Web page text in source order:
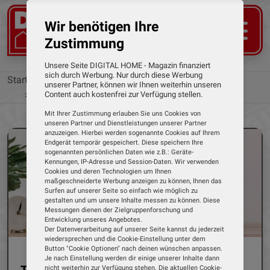
Startseite Tests
Überwachungskameras
Beafon
Tracer 2T von Beafon
Wir benötigen Ihre
Zustimmung
Unsere Seite DIGITAL HOME - Magazin finanziert
sich durch Werbung. Nur durch diese Werbung
unserer Partner, können wir Ihnen weiterhin unseren
Content auch kostenfrei zur Verfügung stellen.
Mit Ihrer Zustimmung erlauben Sie uns Cookies von
unseren Partner und Dienstleistungen unserer Partner
anzuzeigen. Hierbei werden sogenannte Cookies auf Ihrem
Endgerät temporär gespeichert. Diese speichern Ihre
sogenannten persönlichen Daten wie z.B.: Geräte-
Kennungen, IP-Adresse und Session-Daten. Wir verwenden
Cookies und deren Technologien um Ihnen
maßgeschneiderte Werbung anzeigen zu können, Ihnen das
Surfen auf unserer Seite so einfach wie möglich zu
gestalten und um unsere Inhalte messen zu können. Diese
Messungen dienen der Zielgruppenforschung und
Entwicklung unseres Angebotes.
Der Datenverarbeitung auf unserer Seite kannst du jederzeit
wiedersprechen und die Cookie-Einstellung unter dem
Button "Cookie Optionen" nach deinen wünschen anpassen.
Je nach Einstellung werden dir einige unserer Inhalte dann
nicht weiterhin zur Verfügung stehen. Die aktuellen Cookie-